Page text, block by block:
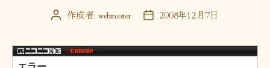
投 作成者: webmaster
投 2008年12月7日